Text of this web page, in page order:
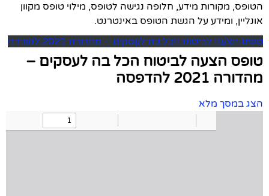
הטופס, מקורות מידע, חלופה נגישה לטופס, מילוי טופס מקוון
אונליין, ומידע על הגשת הטופס באינטרנט.
טופס הצעה לביטוח הכל בה לעסקים – מהדורה 2021 להורדה
טופס הצעה לביטוח הכל בה לעסקים –
מהדורה 2021 להדפסה
הצג במסך מלא